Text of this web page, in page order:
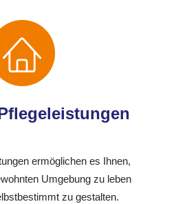
ermöglichen es Ihnen,
Umgebung zu leben
zu gestalten.